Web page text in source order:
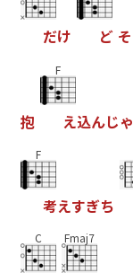
だけ ど そ
抱
F
え込んじゃ
F
考えすぎち
C Fmaj7